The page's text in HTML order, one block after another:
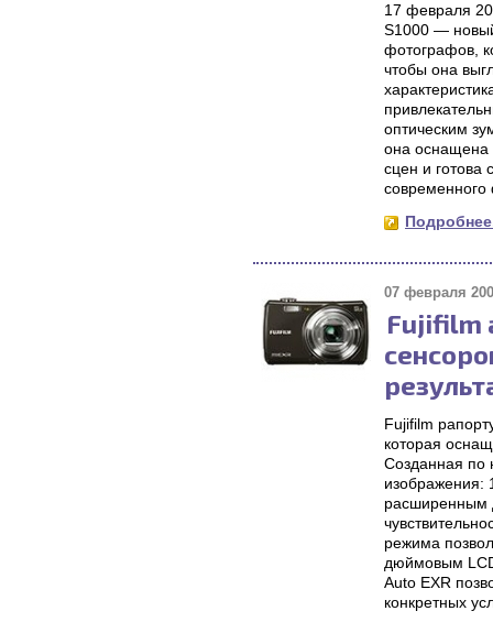
17 февраля
S1000 —
фотографов,
чтобы она
оптическим
она оснащена
сцен и готова
07 февраля
Fujifilm
Fujifilm
которая
Созданная по
изображения:
расширенным
режима
дюймовым
Auto EXR
конкретных